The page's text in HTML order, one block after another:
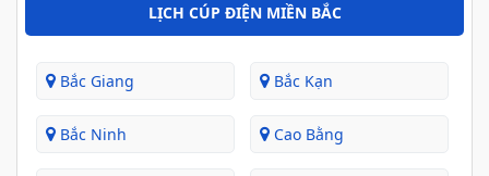
LỊCH CÚP ĐIỆN MIỀN BẮC
Bắc Giang Bắc Kạn
Bắc Ninh Cao Bằng